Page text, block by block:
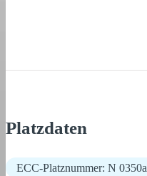
Platzdaten
ECC-Platznummer: N 0350a